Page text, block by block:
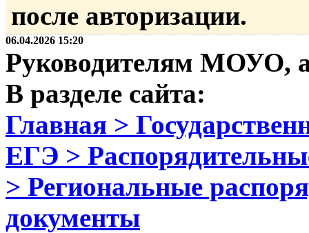
после авторизации.
06.04.2026 15:20
Руководителям МОУО,
В разделе сайта:
Главная >
ЕГЭ >
> Региональные
документы